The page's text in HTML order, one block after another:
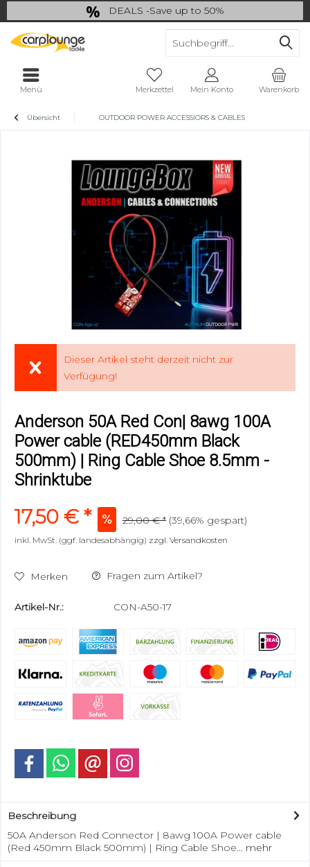
DEALS -Save up to 50%
last Chance: ... if gone then gone
Warenkorb
Merkzettel Mein Konto
Menü
Übersicht OUTDOOR POWER ACCESSIORS & CABLES
Dieser Artikel steht derzeit nicht zur
Verfügung!
Anderson 50A Red Con| 8awg 100A
Power cable (RED450mm Black
500mm) | Ring Cable Shoe 8.5mm -
Shrinktube
17,50 € * 29,00 € * (39,66% gespart)
inkl. MwSt. (ggf. landesabhängig) zzgl. Versandkosten
Merken Fragen zum Artikel?
Artikel-Nr.: CON-A50-17
Beschreibung
50A Anderson Red Connector | 8awg 100A Power cable
(Red 450mm Black 500mm) | Ring Cable Shoe... mehr